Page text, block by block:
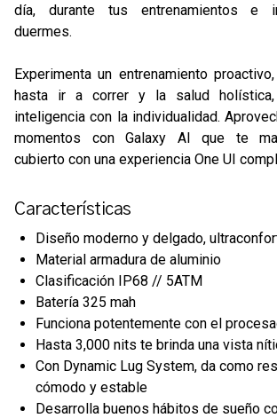
día, durante tus entrenamientos e
duermes.
Experimenta un entrenamiento
hasta ir a correr y la salud
inteligencia con la individualidad.
momentos con Galaxy AI que te
cubierto con una experiencia One UI
Características
Diseño moderno y delgado,
Material armadura de aluminio
Clasificación IP68 // 5ATM
Batería 325 mah
Funciona potentemente con el
Hasta 3,000 nits te brinda una vista
Con Dynamic Lug System, da como
cómodo y estable
Desarrolla buenos hábitos de sueño